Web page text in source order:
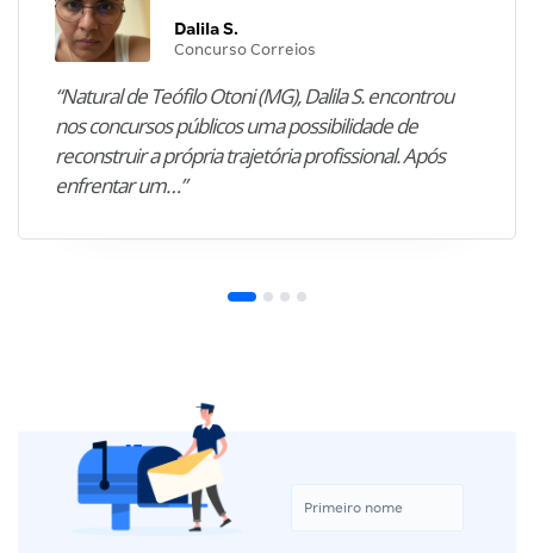
Dalila S.
Concurso Correios
“Natural de Teófilo Otoni (MG), Dalila S. encontrou
nos concursos públicos uma possibilidade de
reconstruir a própria trajetória profissional. Após
enfrentar um…”